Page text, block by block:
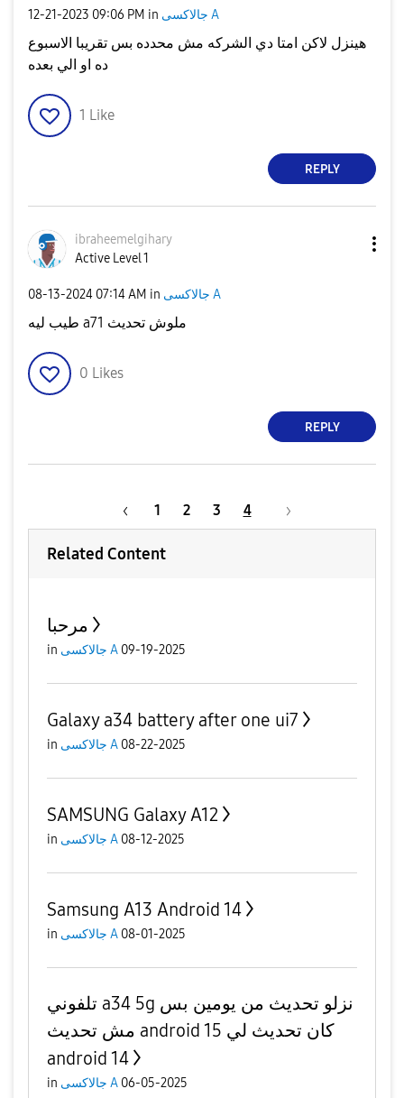
‎12-21-2023 09:06 PM in جالاكسى A
هينزل لاكن امتا دي الشركه مش محدده بس تقريبا الاسبوع
ده او الي بعده
1 Like
REPLY
ibraheemelgihary
Active Level 1
‎08-13-2024 07:14 AM in جالاكسى A
طيب ليه a71 ملوش تحديث
0 Likes
REPLY
1 2 3 4
Related Content
مرحبا
in جالاكسى A 09-19-2025
Galaxy a34 battery after one ui7
in جالاكسى A 08-22-2025
SAMSUNG Galaxy A12
in جالاكسى A 08-12-2025
Samsung A13 Android 14
in جالاكسى A 08-01-2025
تلفوني a34 5g نزلو تحديث من يومين بس
مش تحديث android 15 كان تحديث لي
android 14
in جالاكسى A 06-05-2025